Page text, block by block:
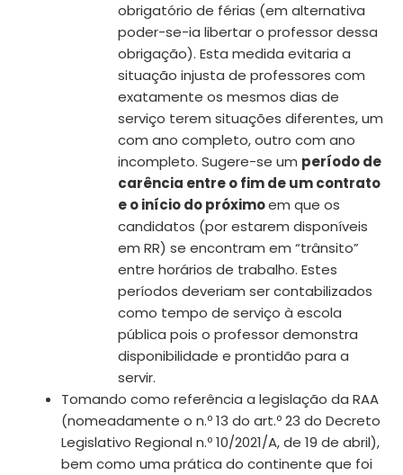
obrigatório de férias (em alternativa
poder-se-ia libertar o professor dessa
obrigação). Esta medida evitaria a
situação injusta de professores com
exatamente os mesmos dias de
serviço terem situações diferentes, um
com ano completo, outro com ano
incompleto. Sugere-se um período de
carência entre o fim de um contrato
e o início do próximoem que os
candidatos (por estarem disponíveis
em RR) se encontram em “trânsito”
entre horários de trabalho. Estes
períodos deveriam ser contabilizados
como tempo de serviço à escola
pública pois o professor demonstra
disponibilidade e prontidão para a
servir.
Tomando como referência a legislação da RAA
(nomeadamente o n.º 13 do art.º 23 do Decreto
Legislativo Regional n.º 10/2021/A, de 19 de abril),
bem como uma prática do continente que foi